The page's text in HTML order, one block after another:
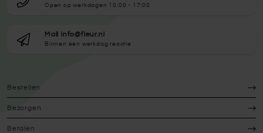
Open op werkdagen 10:00 - 17:00
Mail info@fleur.nl
Binnen één werkdag reactie
Bestellen
Bezorgen
Betalen